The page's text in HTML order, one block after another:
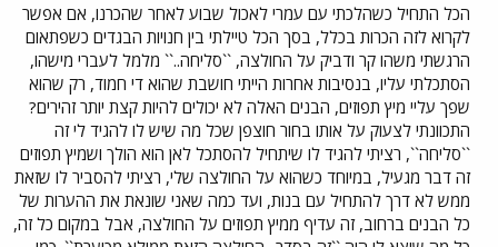
הכל התחיל כשהלכתי עם עמרי לאכול שבוע לאחר שהכרנו, אם אפשר
לקרוא לזה הכרות בכלל, בסך הכל טיילתי בין חנויות הבגדים כשפתאום
הרגשתי משהו קר ודביק על החולצה, ``סליחה..`` מלמל לעברי מישהו,
הסתכלתי עליו, בנסיבות אחרות הייתי חושבת שהוא די חמוד, רק שהוא
שפך עליי מיץ תפוזים, הבנים האלה לא יכולים להיות קצת יותר זהירים?
התכוונתי לצעוק על אותו בחור חוצפן שכל מה שיש לו להגיד לי זה
``סליחה``, רציתי להגיד לו שיתחיל להסתכל לאן הוא הולך ושמיץ תפוזים
זה דבר מגעיל, במיוחד כשהוא על החולצה שלי, רציתי להסביר לו שזאת
ממש לא דרך להתחיל עם בנות, ועד כמה שאני שונאת את ההערות של
כל הבנים ברחוב, זה עדיף ממיץ תפוזים על החולצה, אבל במקום כל זה,